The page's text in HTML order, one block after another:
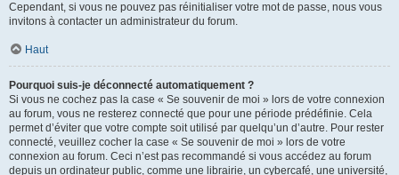
Cependant, si vous ne pouvez pas réinitialiser votre mot de passe, nous vous
invitons à contacter un administrateur du forum.
Haut
Pourquoi suis-je déconnecté automatiquement ?
Si vous ne cochez pas la case « Se souvenir de moi » lors de votre connexion
au forum, vous ne resterez connecté que pour une période prédéfinie. Cela
permet d’éviter que votre compte soit utilisé par quelqu’un d’autre. Pour rester
connecté, veuillez cocher la case « Se souvenir de moi » lors de votre
connexion au forum. Ceci n’est pas recommandé si vous accédez au forum
depuis un ordinateur public, comme une librairie, un cybercafé, une université,